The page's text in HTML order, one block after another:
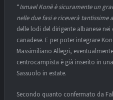
“Ismael Konè è sicuramente un
nelle due fasi e riceverà tantissime
delle lodi del dirigente albanese
canadese. E per poter integrare
Massimiliano Allegri,
centrocampista è già inserito in
Sassuolo in estate.
Secondo quanto confermato da